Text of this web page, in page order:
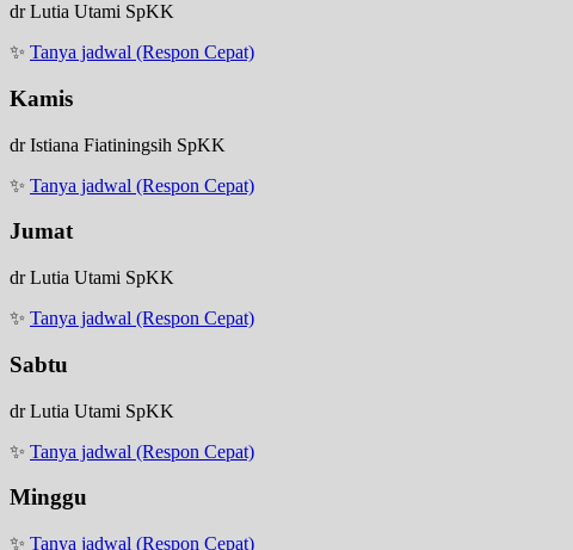
dr Lutia Utami SpKK
✨ Tanya jadwal (Respon Cepat)
Kamis
dr Istiana Fiatiningsih SpKK
✨ Tanya jadwal (Respon Cepat)
Jumat
dr Lutia Utami SpKK
✨ Tanya jadwal (Respon Cepat)
Sabtu
dr Lutia Utami SpKK
✨ Tanya jadwal (Respon Cepat)
Minggu
✨ Tanya jadwal (Respon Cepat)